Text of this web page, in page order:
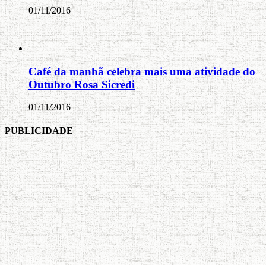
01/11/2016
Café da manhã celebra mais uma atividade do
Outubro Rosa Sicredi
01/11/2016
PUBLICIDADE